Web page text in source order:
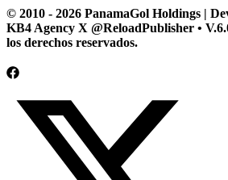
© 2010 - 2026 PanamaGol Holdings |
KB4 Agency X @ReloadPublisher •
los derechos reservados.